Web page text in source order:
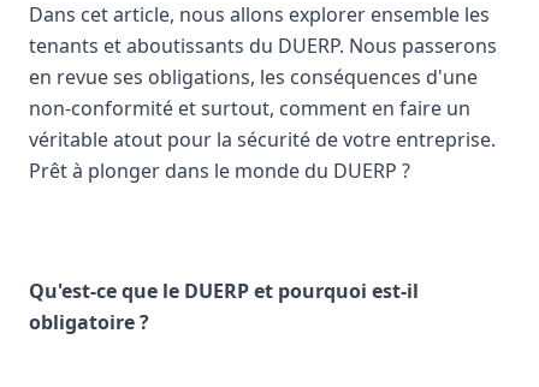
Dans cet article, nous allons explorer ensemble les
tenants et aboutissants du DUERP. Nous passerons
en revue ses obligations, les conséquences d'une
non-conformité et surtout, comment en faire un
véritable atout pour la sécurité de votre entreprise.
Prêt à plonger dans le monde du DUERP ?
Qu'est-ce que le DUERP et pourquoi est-il
obligatoire ?